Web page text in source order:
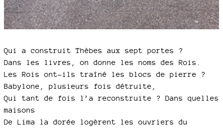
Qui a construit Thèbes aux sept portes ?
Dans les livres, on donne les noms des Rois.
Les Rois ont-ils traîné les blocs de pierre ?
Babylone, plusieurs fois détruite,
Qui tant de fois l’a reconstruite ? Dans quelles
maisons
De Lima la dorée logèrent les ouvriers du